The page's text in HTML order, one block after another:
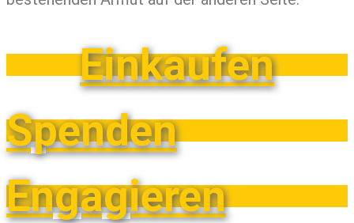
Einkaufen
Spenden
Engagieren